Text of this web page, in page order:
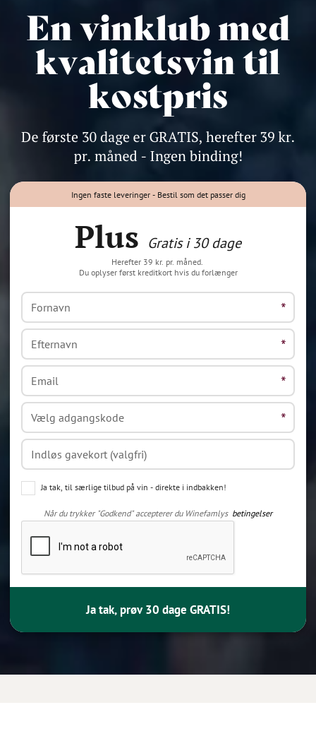
Ingen faste leveringer - Bestil som det passer dig
Plus Gratis i 30 dage
Herefter 39 kr. pr. måned.
Du oplyser først kreditkort hvis du forlænger
Ja tak, til særlige tilbud på vin - direkte i indbakken!
Når du trykker "Godkend" accepterer du Winefamlys betingelser
Ja tak, prøv 30 dage GRATIS!